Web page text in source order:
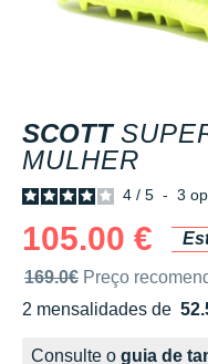
SCOTT
MULHER
4 / 5 - 3
105.00 €
Preço de venda
169.0€ Preço
2 mensalidades de
sem custos
Consulte o guia de